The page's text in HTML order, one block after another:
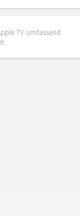
TV umfassend